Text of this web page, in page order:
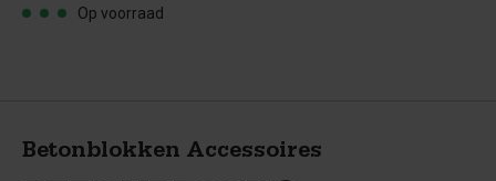
Op voorraad
Betonblokken Accessoires